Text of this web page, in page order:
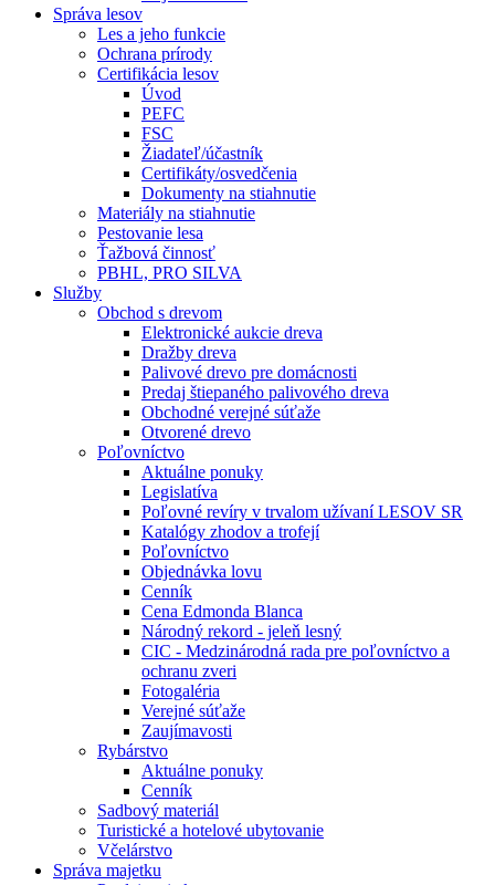
Správa lesov
Les a jeho funkcie
Ochrana prírody
Certifikácia lesov
Úvod
PEFC
FSC
Žiadateľ/účastník
Certifikáty/osvedčenia
Dokumenty na stiahnutie
Materiály na stiahnutie
Pestovanie lesa
Ťažbová činnosť
PBHL, PRO SILVA
Služby
Obchod s drevom
Elektronické aukcie dreva
Dražby dreva
Palivové drevo pre domácnosti
Predaj štiepaného palivového dreva
Obchodné verejné súťaže
Otvorené drevo
Poľovníctvo
Aktuálne ponuky
Legislatíva
Poľovné revíry v trvalom užívaní LESOV SR
Katalógy zhodov a trofejí
Poľovníctvo
Objednávka lovu
Cenník
Cena Edmonda Blanca
Národný rekord - jeleň lesný
CIC - Medzinárodná rada pre poľovníctvo a
ochranu zveri
Fotogaléria
Verejné súťaže
Zaujímavosti
Rybárstvo
Aktuálne ponuky
Cenník
Sadbový materiál
Turistické a hotelové ubytovanie
Včelárstvo
Správa majetku